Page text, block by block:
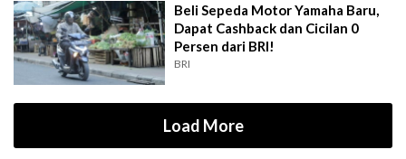
Beli Sepeda Motor Yamaha Baru,
Dapat Cashback dan Cicilan 0
Persen dari BRI!
BRI
Load More